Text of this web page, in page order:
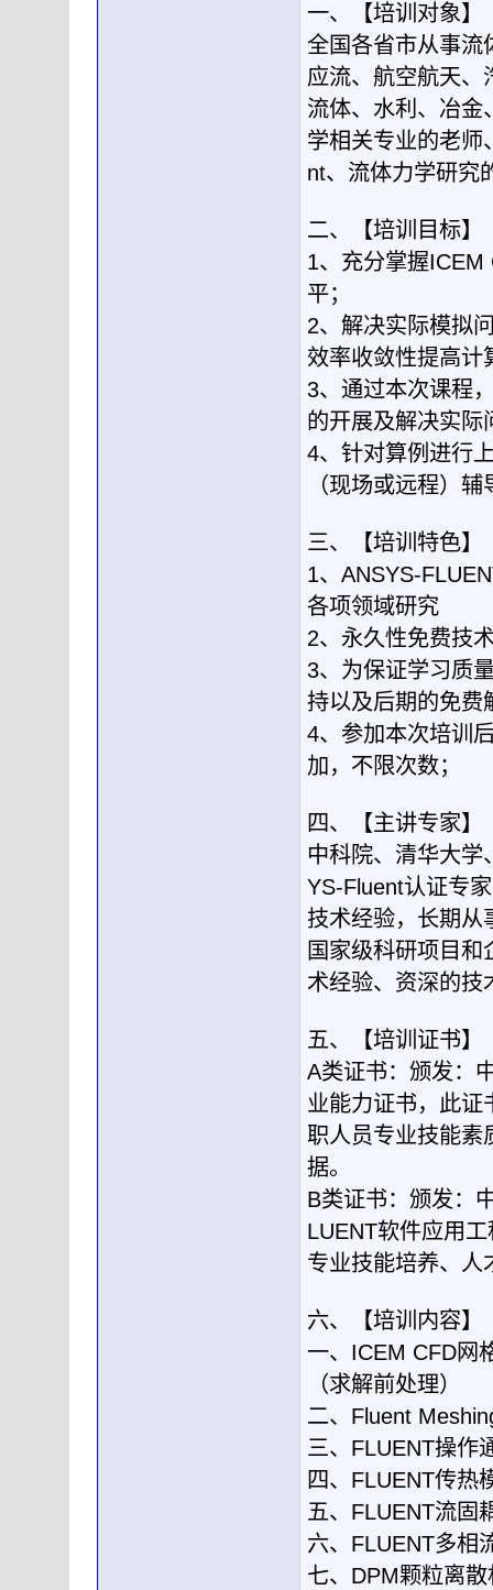
一、【培训对象】
全国各省市从事流
应流、航空航天、
流体、水利、冶金
学相关专业的老师
nt、流体力学研究
二、【培训目标】
1、充分掌握
平；
2、解决实际模拟
效率收敛性提高计
3、通过本次课程
的开展及解决实际
4、针对算例进行
（现场或远程）辅
三、【培训特色】
1、ANSYS-
各项领域研究
2、永久性免费技
3、为保证学习质
持以及后期的免费
4、参加本次培训
加，不限次数；
四、【主讲专家】
中科院、清华大学
YS-Fluent认证专
技术经验，长期从
国家级科研项目
术经验、资深的技
五、【培训证书】
A类证书：颁发：
业能力证书，此证
职人员专业技能素
据。
B类证书：颁发：
LUENT软件应用
专业技能培养、人
六、【培训内容】
一、ICEM CFD网
（求解前处理）
二、Fluent
三、FLUENT操作
四、FLUENT传热
五、FLUENT流固
六、FLUENT多相
七、DPM颗粒离